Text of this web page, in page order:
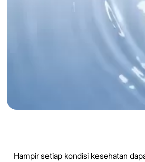
Hampir setiap kondisi kesehatan